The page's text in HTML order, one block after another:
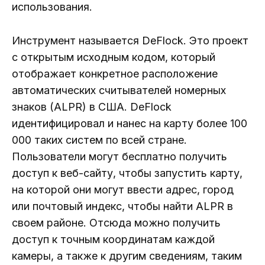
использования.
Инструмент называется DeFlock. Это проект
с открытым исходным кодом, который
отображает конкретное расположение
автоматических считывателей номерных
знаков (ALPR) в США. DeFlock
идентифицировал и нанес на карту более 100
000 таких систем по всей стране.
Пользователи могут бесплатно получить
доступ к веб-сайту, чтобы запустить карту,
на которой они могут ввести адрес, город
или почтовый индекс, чтобы найти ALPR в
своем районе. Отсюда можно получить
доступ к точным координатам каждой
камеры, а также к другим сведениям, таким